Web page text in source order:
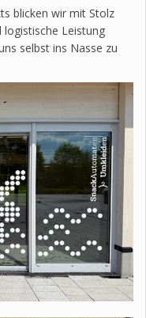
blicken wir mit Stolz
logistische Leistung
selbst ins Nasse zu